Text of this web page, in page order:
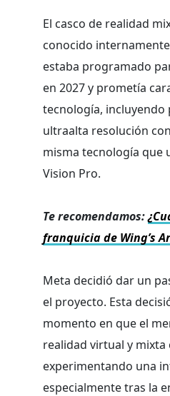
El casco de realidad
conocido internamente
estaba programado
en 2027 y prometía
tecnología, incluyendo
ultraalta resolución
misma tecnología que
Vision Pro.
Te recomendamos:
franquicia de Wing’s
Meta decidió dar un
el proyecto. Esta
momento en que el
realidad virtual y mixta
experimentando una
especialmente tras la